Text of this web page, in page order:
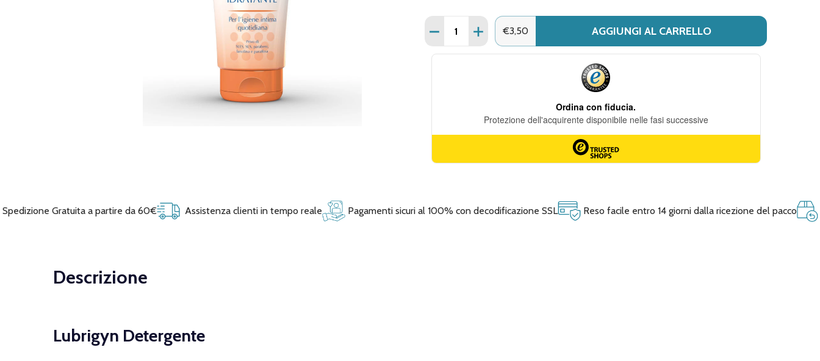
Quantità:
DIMINUISCI QUANTITÀ DI LUBRIGYN - DETERGENTE INTIMO CONFEZIONE 100 ML
AUMENTA QUANTITÀ DI LUBRIGYN - DETERGENTE INTIMO CONFEZIONE
€3,50 AGGIUNGI AL CARRELLO
Spedizione Gratuita a partire da 60€ Assistenza clienti in tempo reale Pagamenti sicuri al 100% con decodificazione SSL Reso facile entro 14 giorni dalla ricezione del pacco
Descrizione
Lubrigyn Detergente